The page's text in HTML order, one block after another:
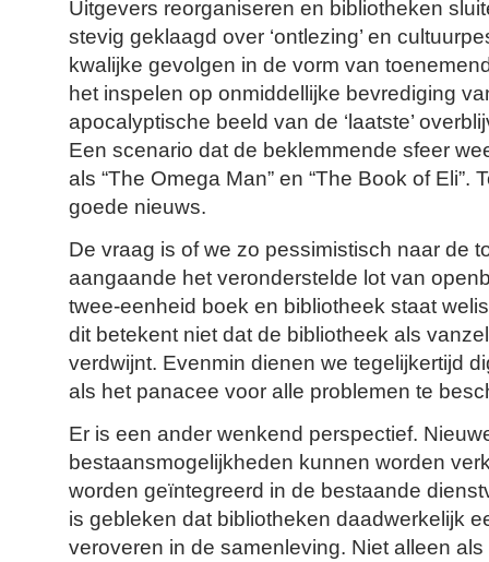
Uitgevers reorganiseren en bibliotheken
stevig geklaagd over ‘ontlezing’ en
kwalijke gevolgen in de vorm van
het inspelen op onmiddellijke bevrediging
apocalyptische beeld van de ‘laatste’
Een scenario dat de beklemmende sfeer
als “The Omega Man” en “The Book of Eli”.
goede nieuws.
De vraag is of we zo pessimistisch naar de
aangaande het veronderstelde lot van
twee-eenheid boek en bibliotheek staat
dit betekent niet dat de bibliotheek als
verdwijnt. Evenmin dienen we tegelijkertijd
als het panacee voor alle problemen te
Er is een ander wenkend perspectief.
bestaansmogelijkheden kunnen worden
worden geïntegreerd in de bestaande
is gebleken dat bibliotheken daadwerkelijk
veroveren in de samenleving. Niet alleen